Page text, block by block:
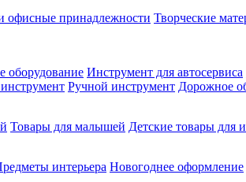
офисные принадлежности Творческие
оборудование Инструмент для автосервиса
Ручной инструмент Дорожное
Товары для малышей Детские товары для
интерьера Новогоднее оформление